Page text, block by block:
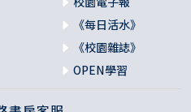
《每日活水》
《校園雜誌》
OPEN學習